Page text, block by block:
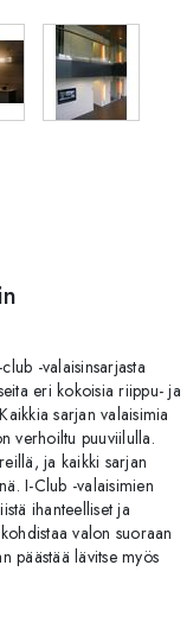
-valaisinsarjasta
eri kokoisia riippu- ja
sarjan valaisimia
verhoiltu puuviilulla.
ja kaikki sarjan
I-Club -valaisimien
ihanteelliset ja
valon suoraan
päästää lävitse myös